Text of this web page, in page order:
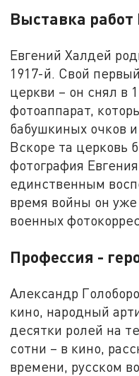
Выставка
Евгений Халдей
1917-й. Свой
церкви – он снял в
фотоаппарат,
бабушкиных очков
Вскоре та церковь
фотография
единственным
время войны он
военных
Профессия -
Александр
кино, народный
десятки ролей на
сотни – в кино,
времени, русском